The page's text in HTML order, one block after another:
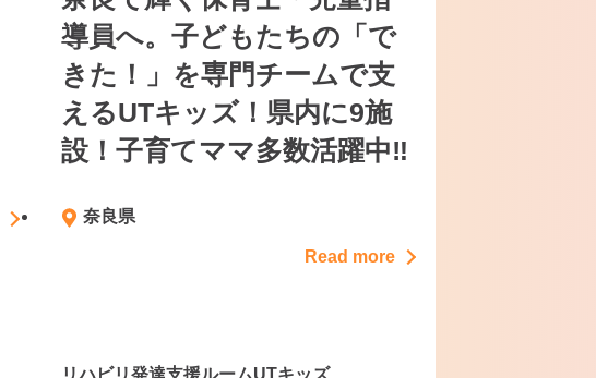
導員へ。子どもたちの「で
きた！」を専門チームで支
えるUTキッズ！県内に9施
設！子育てママ多数活躍中‼
奈良県
Read more